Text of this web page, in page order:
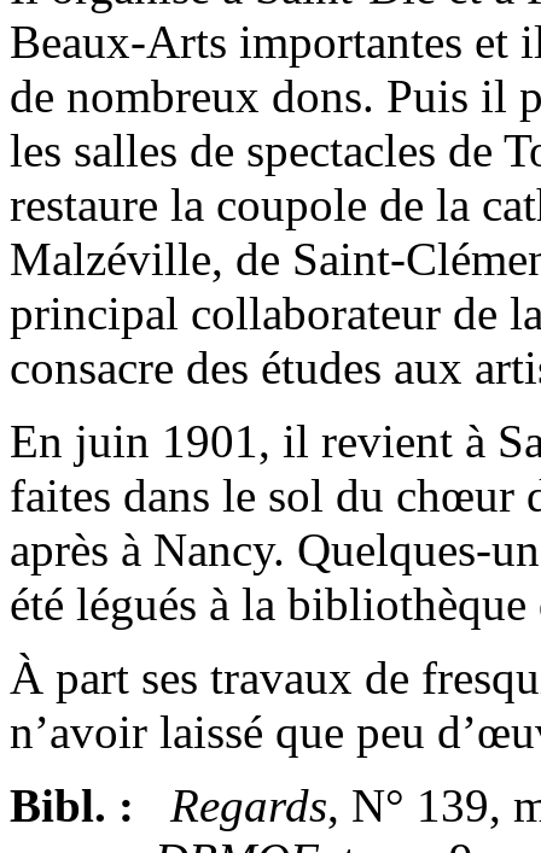
Beaux-Arts importantes et
de nombreux dons. Puis il
les salles de spectacles de
restaure la coupole de la
Malzéville, de Saint-
principal collaborateur de
consacre des études aux
En juin 1901, il revient à
faites dans le sol du chœur
après à Nancy. Quelques-
été légués à la
À part ses travaux de
n’avoir laissé que peu
Bibl. :
Regards, N° 139,